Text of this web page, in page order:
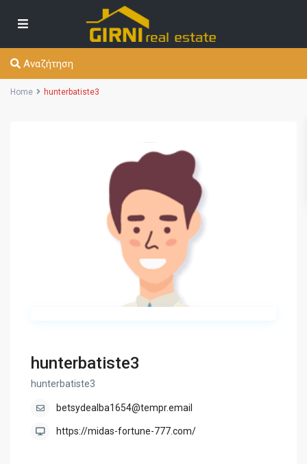
Αναζήτηση
Home hunterbatiste3
hunterbatiste3
hunterbatiste3
betsydealba1654@tempr.email
https://midas-fortune-777.com/